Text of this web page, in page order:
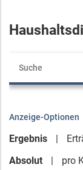
Anzeige-Optionen
Ergebnis
Absolut
pro